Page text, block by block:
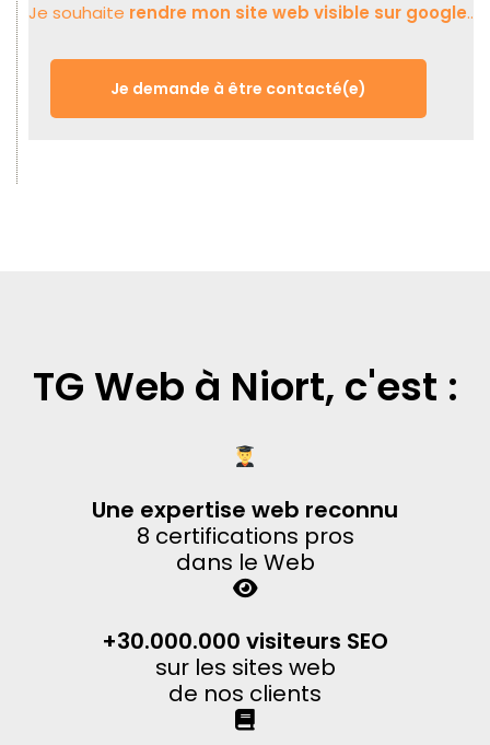
Je souhaite rendre mon site web visible sur google..
Je demande à être contacté(e)
TG Web à Niort, c'est :
Une expertise web reconnu
8 certifications pros
dans le Web
+30.000.000 visiteurs SEO
sur les sites web
de nos clients